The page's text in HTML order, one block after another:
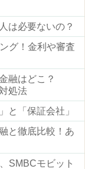
は必要ないの？
グ！金利や審査
融はどこ？
処法
と「保証会社」
と徹底比較！あ
SMBCモビット